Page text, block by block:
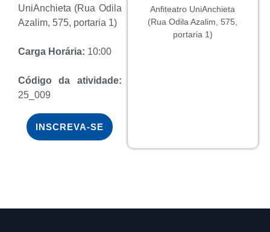
UniAnchieta (Rua Odila
Azalim, 575, portaria 1)
Carga Horária: 10:00
Código da atividade:
25_009
INSCREVA-SE
Anfiteatro UniAnchieta
(Rua Odila Azalim, 575,
portaria 1)